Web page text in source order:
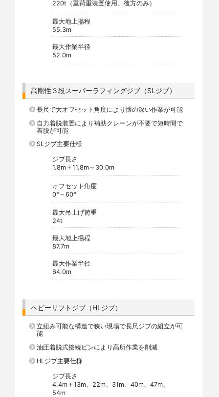
220t（重荷重装置使用、後方のみ）
最大地上揚程
55.3m
最大作業半径
52.0m
高剛性３段スーパーラフィングジブ（SLジブ）
長尺で大オフセット角度により懐の深い作業が可能
自力着脱装置により補助クレーンが不要で短時間で
着脱が可能
SLジブ主要仕様
ジブ長さ
1.8m＋11.8m～30.0m
オフセット角度
0°～60°
最大吊上げ荷重
24t
最大地上揚程
87.7m
最大作業半径
64.0m
ヘビーリフトジブ（HLジブ）
立組み可能な構造で狭い現場で長尺ジブの組立が可
能
油圧着脱式接続ピンにより高所作業を削減
HLジブ主要仕様
ジブ長さ
4.4m＋13m、22m、31m、40m、47m、
54m